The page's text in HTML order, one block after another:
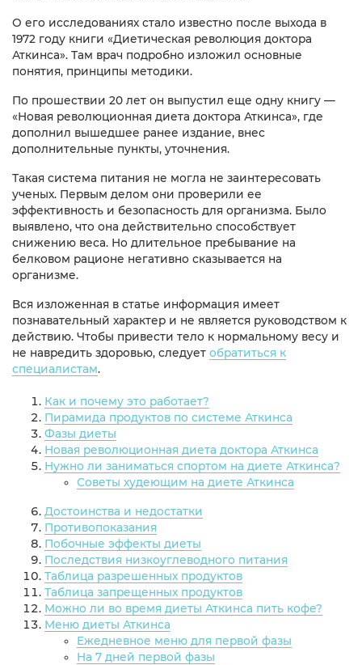
О его исследованиях стало известно после выхода в
1972 году книги «Диетическая революция доктора
Аткинса». Там врач подробно изложил основные
понятия, принципы методики.
По прошествии 20 лет он выпустил еще одну книгу —
«Новая революционная диета доктора Аткинса», где
дополнил вышедшее ранее издание, внес
дополнительные пункты, уточнения.
Такая система питания не могла не заинтересовать
ученых. Первым делом они проверили ее
эффективность и безопасность для организма. Было
выявлено, что она действительно способствует
снижению веса. Но длительное пребывание на
белковом рационе негативно сказывается на
организме.
Вся изложенная в статье информация имеет
познавательный характер и не является руководством к
действию. Чтобы привести тело к нормальному весу и
не навредить здоровью, следует обратиться к
специалистам.
Как и почему это работает?
Пирамида продуктов по системе Аткинса
Фазы диеты
Новая революционная диета доктора Аткинса
Нужно ли заниматься спортом на диете Аткинса?
Советы худеющим на диете Аткинса
Достоинства и недостатки
Противопоказания
Побочные эффекты диеты
Последствия низкоуглеводного питания
Таблица разрешенных продуктов
Таблица запрещенных продуктов
Можно ли во время диеты Аткинса пить кофе?
Меню диеты Аткинса
Ежедневное меню для первой фазы
На 7 дней первой фазы